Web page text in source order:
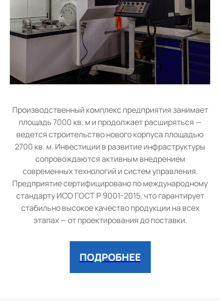
Производственный комплекс предприятия занимает
площадь 7000 кв. м и продолжает расширяться —
ведется строительство нового корпуса площадью
2700 кв. м. Инвестиции в развитие инфраструктуры
сопровождаются активным внедрением
современных технологий и систем управления.
Предприятие сертифицировано по международному
стандарту ИСО ГОСТ Р 9001-2015, что гарантирует
стабильно высокое качество продукции на всех
этапах — от проектирования до поставки.
ПОДРОБНЕЕ